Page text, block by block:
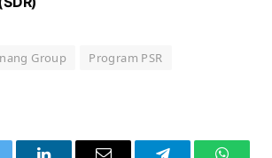
Group
Program PSR